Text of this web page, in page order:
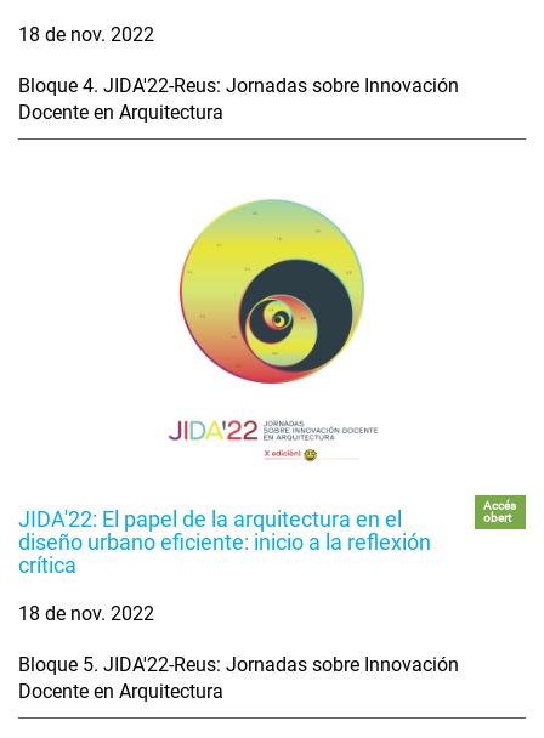
18 de nov. 2022
Bloque 4. JIDA'22-Reus: Jornadas sobre Innovación
Docente en Arquitectura
JIDA'22: El papel de la arquitectura en el
diseño urbano eficiente: inicio a la reflexión
crítica
Accés
obert
18 de nov. 2022
Bloque 5. JIDA'22-Reus: Jornadas sobre Innovación
Docente en Arquitectura